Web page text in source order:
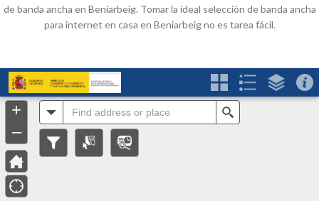
de banda ancha en Beniarbeig. Tomar la ideal selección de banda ancha
para internet en casa en Beniarbeig no es tarea fácil.